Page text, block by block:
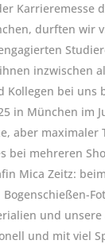
Karrieremesse
durften wir
inzwischen
Kollegen bei uns
in München im
aber maximaler
bei mehreren
Mica Zeitz:
und unsere
und mit viel